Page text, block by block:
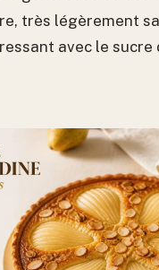
très légèrement
avec le sucre